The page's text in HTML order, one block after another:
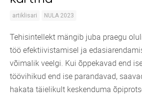
artiklisari NULA 2023
Tehisintellekt mängib juba praegu
töö efektiivistamisel ja
võimalik veelgi. Kui õppekavad end
töövihikud end ise parandavad,
hakata täielikult keskenduma